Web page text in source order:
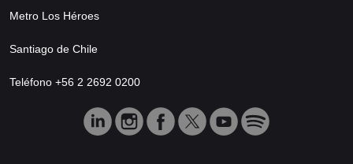
Metro Los Héroes
Santiago de Chile
Teléfono +56 2 2692 0200